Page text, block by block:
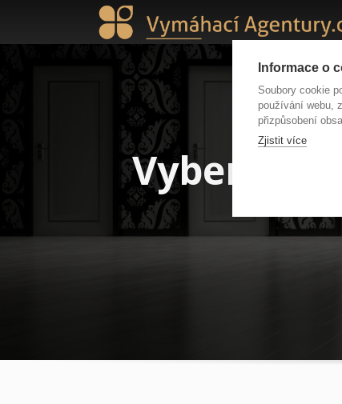
Vybereme
Informace o
Soubory cookie
používání webu,
přizpůsobení
Zjistit více